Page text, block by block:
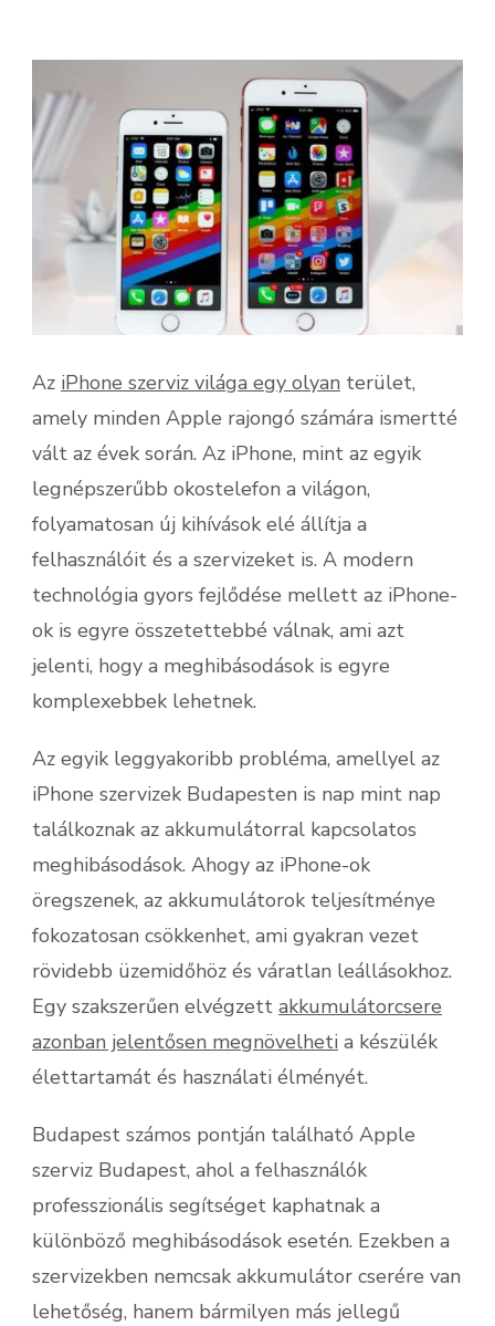
Az iPhone szerviz világa egy olyan terület,
amely minden Apple rajongó számára ismertté
vált az évek során. Az iPhone, mint az egyik
legnépszerűbb okostelefon a világon,
folyamatosan új kihívások elé állítja a
felhasználóit és a szervizeket is. A modern
technológia gyors fejlődése mellett az iPhone-
ok is egyre összetettebbé válnak, ami azt
jelenti, hogy a meghibásodások is egyre
komplexebbek lehetnek.
Az egyik leggyakoribb probléma, amellyel az
iPhone szervizek Budapesten is nap mint nap
találkoznak az akkumulátorral kapcsolatos
meghibásodások. Ahogy az iPhone-ok
öregszenek, az akkumulátorok teljesítménye
fokozatosan csökkenhet, ami gyakran vezet
rövidebb üzemidőhöz és váratlan leállásokhoz.
Egy szakszerűen elvégzett akkumulátorcsere
azonban jelentősen megnövelheti a készülék
élettartamát és használati élményét.
Budapest számos pontján található Apple
szerviz Budapest, ahol a felhasználók
professzionális segítséget kaphatnak a
különböző meghibásodások esetén. Ezekben a
szervizekben nemcsak akkumulátor cserére van
lehetőség, hanem bármilyen más jellegű